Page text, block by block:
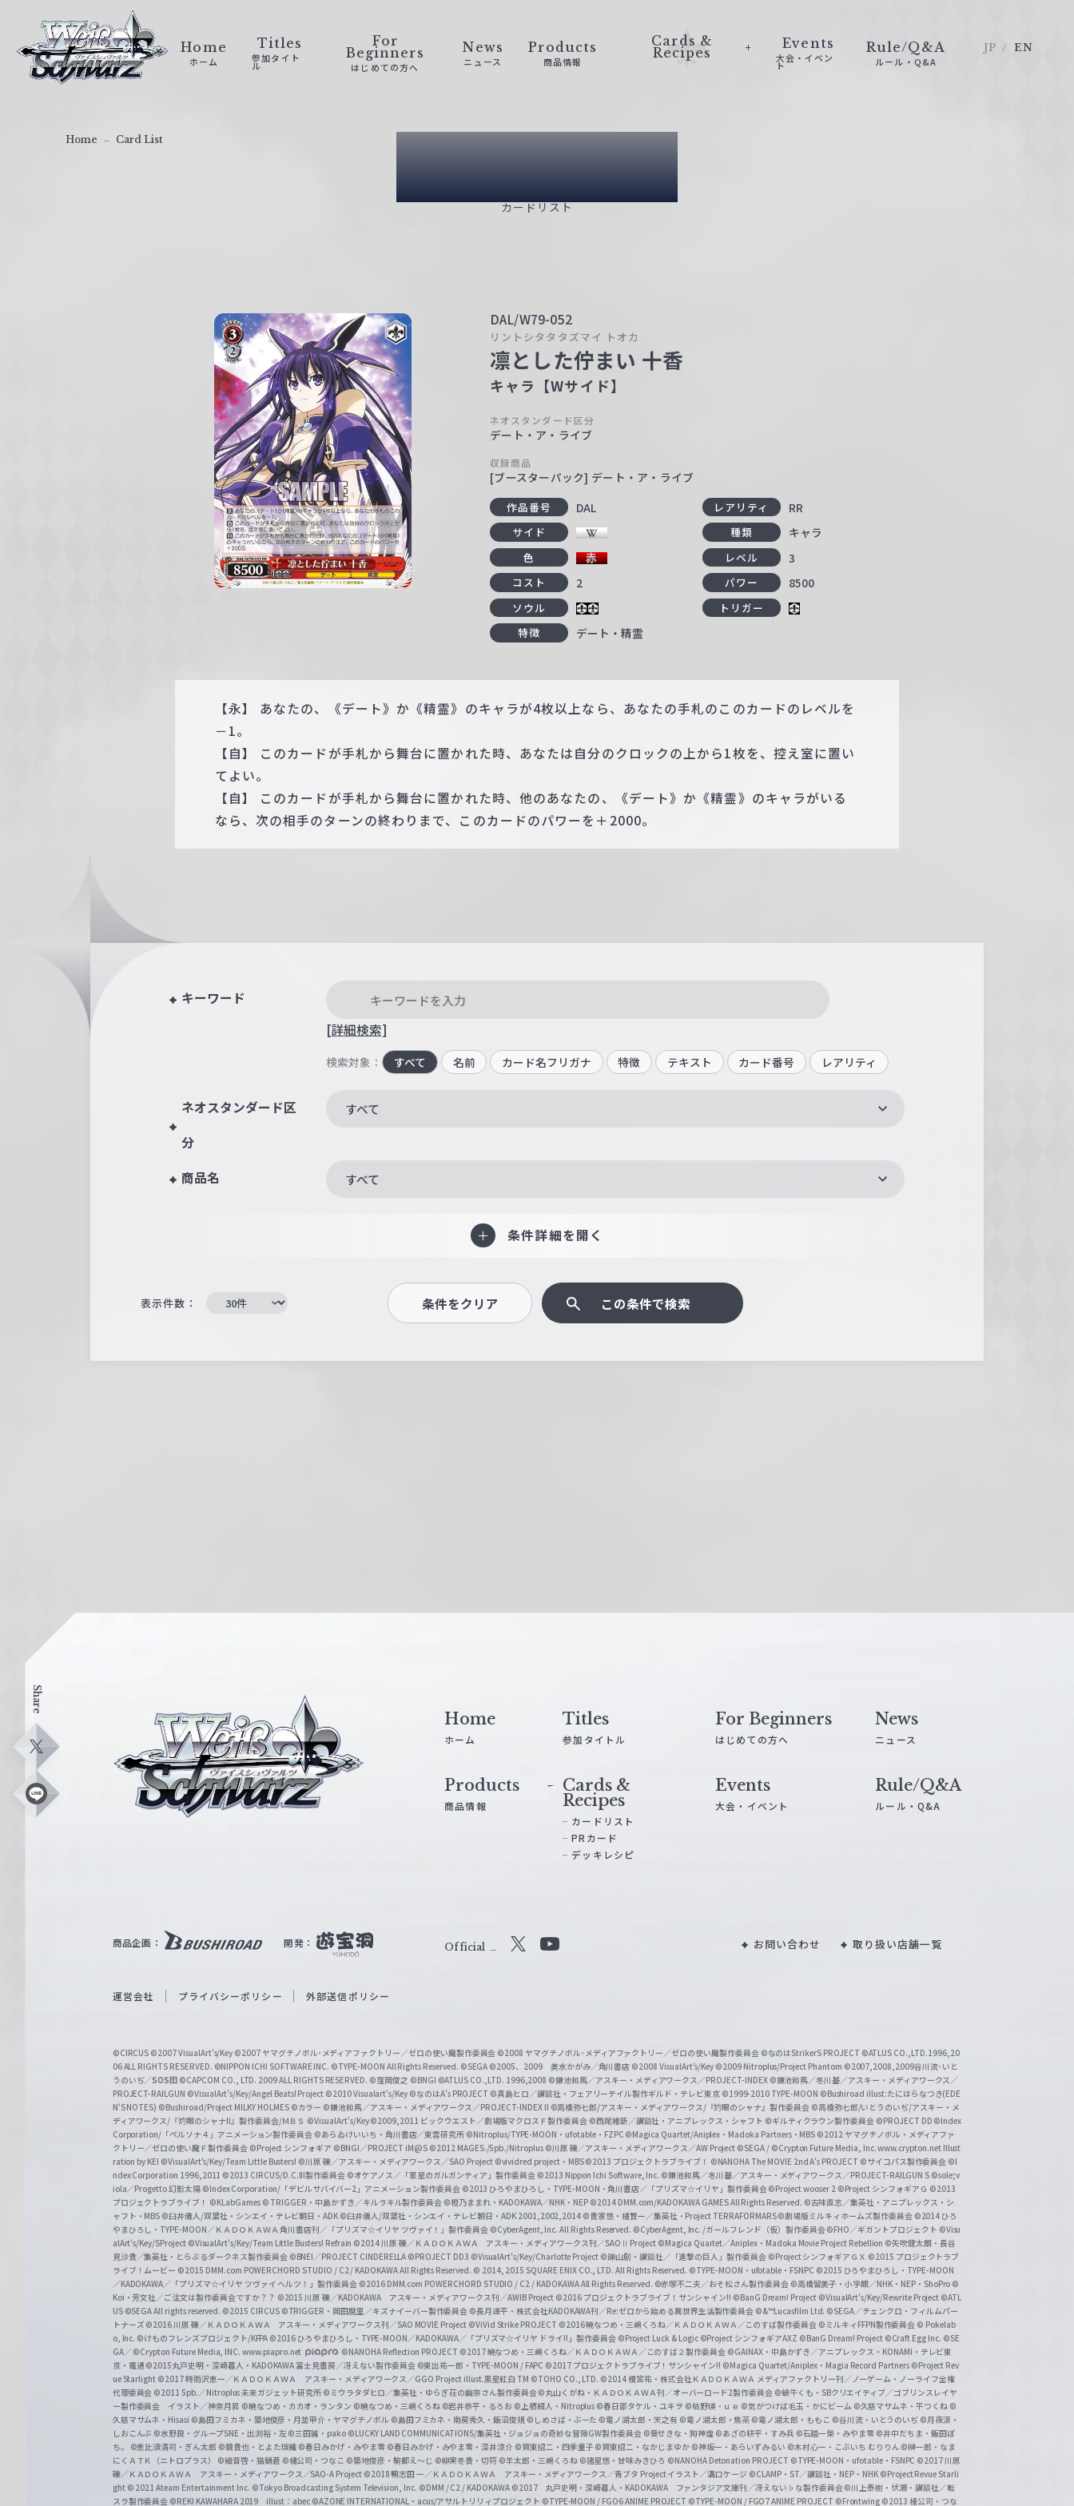
ァ
Home
ホーム
Titles
参加タイト
ル
For
Beginners
はじめての方へ
News
ニュース
Products
商品情報
Cards &
Recipes
Events
大会・イベン
ト
Rule/Q&A
ルール・Q&A
JP EN
Card List
カードリスト
Home Card List
DAL/W79-052
リントシタタタズマイ トオカ
凛とした佇まい 十香
キャラ【Wサイド】
ネオスタンダード区分
デート・ア・ライブ
収録商品
[ブースターパック] デート・ア・ライブ
作品番号 DAL レアリティ RR
サイド 種類 キャラ
色 レベル 3
コスト 2 パワー 8500
ソウル
トリガー
特徴
デート・精霊
【永】 あなたの、《デート》か《精霊》のキャラが4枚以上なら、あなたの手札のこのカードのレベルを
－1。
【自】 このカードが手札から舞台に置かれた時、あなたは自分のクロックの上から1枚を、控え室に置い
てよい。
【自】 このカードが手札から舞台に置かれた時、他のあなたの、《デート》か《精霊》のキャラがいる
なら、次の相手のターンの終わりまで、このカードのパワーを＋2000。
キーワード
[詳細検索]
検索対象： すべて 名前 カード名フリガナ 特徴 テキスト カード番号 レアリティ
ネオスタンダード区
分
すべて
商品名 すべて
条件詳細を開く
表示件数： 条件をクリア この条件で検索
Share
X
L
ス
W
i
c
h
w
a
r
z
Home
ホーム
Titles
参加タイトル
For Beginners
はじめての方へ
News
ニュース
Products
商品情報
Cards &
Recipes
カードリスト
PRカード
デッキレシピ
Events
大会・イベント
Rule/Q&A
ルール・Q&A
商品企画： 開発： Official
b
e
O
f
f
i
c
i
a
l
C
h
a
n
n
e
l
お問い合わせ 取り扱い店舗一覧
運営会社 プライバシーポリシー 外部送信ポリシー
©CIRCUS ©2007 VisualArt's/Key ©2007 ヤマグチノボル･メディアファクトリー／ゼロの使い魔製作委員会 ©2008 ヤマグチノボル･メディアファクトリー／ゼロの使い魔製作委員会 ©なのはStrikerS PROJECT ©ATLUS CO.,LTD.1996,20
06 ALL RIGHTS RESERVED. ©NIPPON ICHI SOFTWARE INC. ©TYPE-MOON All Rights Reserved. ©SEGA ©2005、2009 美水かがみ／角川書店 ©2008 VisualArt's/Key ©2009 Nitroplus/Project Phantom ©2007,2008,2009谷川流･いと
うのいぢ／SOS団 ©CAPCOM CO., LTD. 2009 ALL RIGHTS RESERVED. ©窪岡俊之 ©BNGI ©ATLUS CO.,LTD. 1996,2008 ©鎌池和馬／アスキー・メディアワークス／PROJECT-INDEX ©鎌池和馬／冬川基／アスキー・メディアワークス／
PROJECT-RAILGUN ©VisualArt's/Key/Angel Beats! Project ©2010 Visualart's/Key ©なのはA's PROJECT ©真島ヒロ／講談社・フェアリーテイル製作ギルド・テレビ東京 ©1999-2010 TYPE-MOON ©Bushiroad illust:たにはらなつき(EDE
N'S NOTES) ©Bushiroad/Project MILKY HOLMES ©カラー ©鎌池和馬／アスキー・メディアワークス／PROJECT-INDEX II ©高橋弥七郎/アスキー・メディアワークス/『灼眼のシャナ』製作委員会 ©高橋弥七郎/いとうのいぢ/アスキー・メ
ディアワークス/『灼眼のシャナII』製作委員会/ＭＢＳ ©VisualArt's/Key©2009,2011 ビックウエスト／劇場版マクロスＦ製作委員会 ©西尾維新／講談社・アニプレックス・シャフト ©ギルティクラウン製作委員会 ©PROJECT DD ©Index
Corporation/「ペルソナ４」アニメーション製作委員会 ©あらゐけいいち・角川書店／東雲研究所 ©Nitroplus/TYPE-MOON・ufotable・FZPC ©Magica Quartet/Aniplex・Madoka Partners・MBS ©2012 ヤマグチノボル・メディアファ
クトリー／ゼロの使い魔Ｆ製作委員会 ©Project シンフォギア ©BNGI／PROJECT iM@S ©2012 MAGES./5pb./Nitroplus ©川原 礫／アスキー・メディアワークス／AW Project ©SEGA / ©Crypton Future Media, Inc. www.crypton.net Illust
ration by KEI ©VisualArt's/Key/Team Little Busters! ©川原 礫／アスキー・メディアワークス／SAO Project ©vividred project・MBS ©2013 プロジェクトラブライブ！ ©NANOHA The MOVIE 2nd A's PROJECT ©サイコパス製作委員会 ©I
ndex Corporation 1996,2011 ©2013 CIRCUS/D.C.III製作委員会 ©オケアノス／「翠星のガルガンティア」製作委員会 ©2013 Nippon Ichi Software, Inc. ©鎌池和馬／冬川基／アスキー・メディアワークス／PROJECT-RAILGUN S ©sole;v
iola／Progetto 幻影太陽 ©Index Corporation/「デビルサバイバー2」アニメーション製作委員会 ©2013 ひろやまひろし・TYPE-MOON・角川書店／「プリズマ☆イリヤ」製作委員会©Project wooser 2 ©Project シンフォギアＧ ©2013
プロジェクトラブライブ！ ©KLabGames © TRIGGER・中島かずき／キルラキル製作委員会 ©橙乃ままれ・KADOKAWA／NHK・NEP ©2014 DMM.com/KADOKAWA GAMES All Rights Reserved. ©古味直志／集英社・アニプレックス・シ
ャフト・MBS ©臼井儀人/双葉社・シンエイ・テレビ朝日・ADK ©臼井儀人/双葉社・シンエイ・テレビ朝日・ADK 2001,2002,2014 ©貴家悠・橘賢一／集英社・Project TERRAFORMARS©劇場版ミルキィホームズ製作委員会 ©2014 ひろ
やまひろし・TYPE-MOON／ＫＡＤＯＫＡＷＡ 角川書店刊／「プリズマ☆イリヤ ツヴァイ！」製作委員会 ©CyberAgent, Inc. All Rights Reserved. ©CyberAgent, Inc. /ガールフレンド（仮）製作委員会©FHO／ギガントプロジェクト ©Visu
alArt's/Key/SProject ©VisualArt's/Key/Team Little Busters! Refrain ©2014 川原 礫／ＫＡＤＯＫＡＷＡ アスキー・メディアワークス刊／SAOⅡ Project ©Magica Quartet／Aniplex・Madoka Movie Project Rebellion ©矢吹健太朗・長谷
見沙貴／集英社・とらぶるダークネス製作委員会 ©BNEI／PROJECT CINDERELLA ©PROJECT DD3 ©VisualArt's/Key/Charlotte Project ©諫山創・講談社／「進撃の巨人」製作委員会 ©Project シンフォギアＧＸ ©2015 プロジェクトラブ
ライブ！ムービー ©2015 DMM.com POWERCHORD STUDIO / C2 / KADOKAWA All Rights Reserved. © 2014, 2015 SQUARE ENIX CO., LTD. All Rights Reserved. ©TYPE-MOON・ufotable・FSNPC ©2015 ひろやまひろし・TYPE-MOON
／KADOKAWA／「プリズマ☆イリヤ ツヴァイ ヘルツ！」製作委員会 ©2016 DMM.com POWERCHORD STUDIO / C2 / KADOKAWA All Rights Reserved. ©赤塚不二夫／おそ松さん製作委員会 ©高橋留美子・小学館／NHK・NEP・ShoPro ©
Koi・芳文社／ご注文は製作委員会ですか？？ ©2015 川原 礫／KADOKAWA アスキー・メディアワークス刊／AWIB Project ©2016 プロジェクトラブライブ！サンシャイン!! ©BanG Dream! Project ©VisualArt's/Key/Rewrite Project ©ATL
US ©SEGA All rights reserved. ©2015 CIRCUS ©TRIGGER・岡田麿里／キズナイーバー製作委員会 ©長月達平・株式会社KADOKAWA刊／Re:ゼロから始める異世界生活製作委員会 ©&™Lucasfilm Ltd. ©SEGA／チェンクロ・フィルムパー
トナーズ©2016 川原 礫／ＫＡＤＯＫＡＷＡ アスキー・メディアワークス刊／SAO MOVIE Project ©ViVid Strike PROJECT ©2016 暁なつめ・三嶋くろね／ＫＡＤＯＫＡＷＡ／このすば製作委員会 ©ミルキィFFPN製作委員会 © Pokelab
o, Inc. ©けものフレンズプロジェクト/KFPA ©2016 ひろやまひろし・TYPE-MOON／KADOKAWA／「プリズマ☆イリヤ ドライ!!」製作委員会 ©Project Luck & Logic ©Project シンフォギアAXZ ©BanG Dream! Project ©Craft Egg Inc. ©SE
GA／ ©Crypton Future Media, INC. www.piapro.net
©NANOHA Reflection PROJECT ©2017 暁なつめ・三嶋くろね／ＫＡＤＯＫＡＷＡ／このすば２製作委員会 ©GAINAX・中島かずき／アニプレックス・KONAMI・テレビ東
京・電通 ©2015丸戸史明・深崎暮人・KADOKAWA 富士見書房／冴えない製作委員会 ©東出祐一郎・TYPE-MOON / FAPC ©2017 プロジェクトラブライブ！サンシャイン!! ©Magica Quartet/Aniplex・Magia Record Partners ©Project Rev
ue Starlight ©2017 時雨沢恵一／ＫＡＤＯＫＡＷＡ アスキー・メディアワークス／GGO Project illust.黒星紅白 TM ©TOHO CO., LTD. ©2014 榎宮祐・株式会社ＫＡＤＯＫＡＷＡ メディアファクトリー刊／ノーゲーム・ノーライフ全権
代理委員会 ©2011 5pb.／Nitroplus 未来ガジェット研究所 ©ミウラタダヒロ／集英社・ゆらぎ荘の幽奈さん製作委員会©丸山くがね・ＫＡＤＯＫＡＷＡ刊／オーバーロード2製作委員会 ©蝸牛くも・SBクリエイティブ／ゴブリンスレイヤ
ー製作委員会 イラスト／神奈月昇 ©暁なつめ・カカオ・ランタン ©暁なつめ・三嶋くろね ©岩井恭平・るろお ©上栖綴人・Nitroplus ©春日部タケル・ユキヲ ©枯野瑛・ｕｅ ©気がつけば毛玉・かにビーム ©久慈マサムネ・平つくね ©
久慈マサムネ・Hisasi ©島田フミカネ・築地俊彦・月並甲介・ヤマグチノボル ©島田フミカネ・南房秀久・飯沼俊規 ©しめさば・ぶーた ©竜ノ湖太郎・天之有 ©竜ノ湖太郎・焦茶 ©竜ノ湖太郎・ももこ ©谷川流・いとうのいぢ ©月夜涙・
しおこんぶ ©水野良・グループSNE・出渕裕・左 ©三田誠・pako ©LUCKY LAND COMMUNICATIONS/集英社・ジョジョの奇妙な冒険GW製作委員会 ©葵せきな・狗神煌 ©あざの耕平・すみ兵 ©石踏一榮・みやま零 ©井中だちま・飯田ぽ
ち。
©恵比須清司・ぎん太郎 ©鏡貴也・とよた瑣織 ©春日みかげ・みやま零 ©春日みかげ・みやま零・深井涼介 ©賀東招二・四季童子 ©賀東招二・なかじまゆか ©神坂一・あらいずみるい ©木村心一・こぶいち むりりん ©榊一郎・なま
にくＡＴＫ（ニトロプラス） ©細音啓・猫鍋蒼 ©橘公司・つなこ ©築地俊彦・駒都え～じ ©柳実冬貴・切符 ©羊太郎・三嶋くろね ©諸星悠・甘味みきひろ ©NANOHA Detonation PROJECT ©TYPE-MOON・ufotable・FSNPC ©2017 川原
礫／ＫＡＤＯＫＡＷＡ アスキー・メディアワークス／SAO-A Project ©2018 鴨志田 一／ＫＡＤＯＫＡＷＡ アスキー・メディアワークス／青ブタ Project イラスト／溝口ケージ ©CLAMP・ST／講談社・NEP・NHK ©Project Revue Starli
ght © 2021 Ateam Entertainment Inc. ©Tokyo Broadcasting System Television, Inc. ©DMM / C2 / KADOKAWA ©2017 丸戸史明・深崎暮人・KADOKAWA ファンタジア文庫刊／冴えない♭な製作委員会©川上泰樹・伏瀬・講談社／転
スラ製作委員会 ©REKI KAWAHARA 2019 illust：abec ©AZONE INTERNATIONAL・acus/アサルトリリィプロジェクト ©TYPE-MOON / FGO6 ANIME PROJECT ©TYPE-MOON / FGO7 ANIME PROJECT ©Frontwing ©2013 橘公司・つな